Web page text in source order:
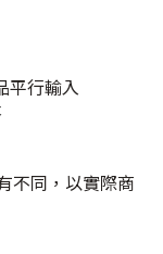
平行輸入
不同，以實際商